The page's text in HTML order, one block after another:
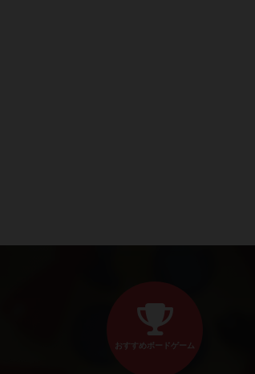
おすすめボードゲーム